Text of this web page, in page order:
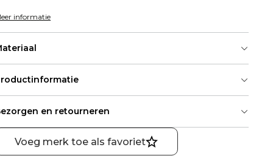
informatie
en retourneren
Voeg merk toe als favoriet